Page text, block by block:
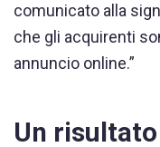
comunicato alla
che gli acquirenti
annuncio online.”
Un